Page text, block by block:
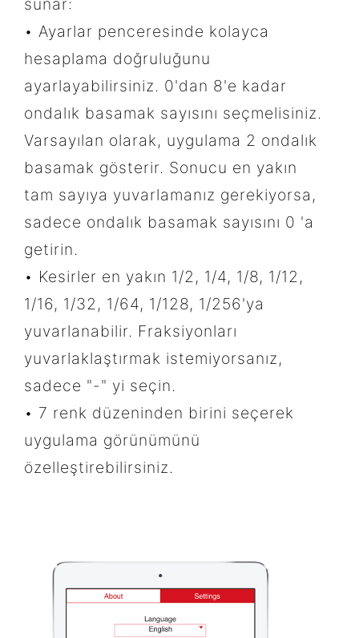
sunar:
• Ayarlar penceresinde kolayca
hesaplama doğruluğunu
ayarlayabilirsiniz. 0'dan 8'e kadar
ondalık basamak sayısını seçmelisiniz.
Varsayılan olarak, uygulama 2 ondalık
basamak gösterir. Sonucu en yakın
tam sayıya yuvarlamanız gerekiyorsa,
sadece ondalık basamak sayısını 0 'a
getirin.
• Kesirler en yakın 1/2, 1/4, 1/8, 1/12,
1/16, 1/32, 1/64, 1/128, 1/256'ya
yuvarlanabilir. Fraksiyonları
yuvarlaklaştırmak istemiyorsanız,
sadece "-" yi seçin.
• 7 renk düzeninden birini seçerek
uygulama görünümünü
özelleştirebilirsiniz.